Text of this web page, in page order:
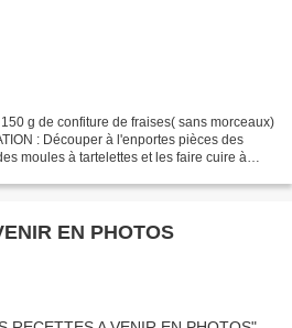
g de confiture de fraises( sans morceaux)
: Découper à l'enportes pièces des
moules à tartelettes et les faire cuire à
EN PHOTOS